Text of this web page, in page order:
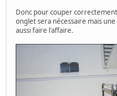
Donc pour couper
onglet sera nécessaire mais
aussi faire l'affaire.